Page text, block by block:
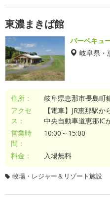
東濃まきば館
バーベキュ
岐阜県・
住所：
岐阜県恵那市長島町
アクセ
ス：
【電車】JR恵那駅
中央自動車道恵那IC
営業時
間：
10:00～15:00
料金： 入場無料
牧場・レジャー＆リゾート施設